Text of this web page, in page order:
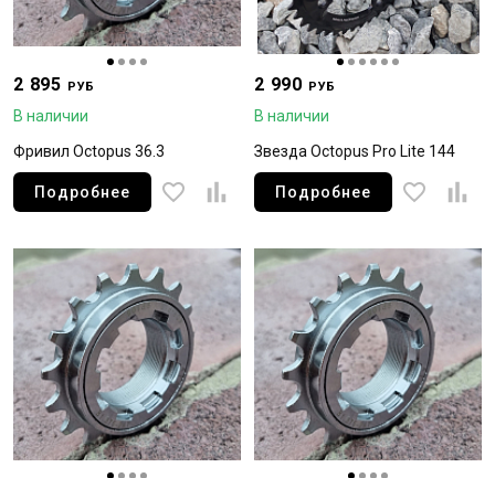
2 895 РУБ
В наличии
Фривил Octopus 36.3
Подробнее
2 990 РУБ
В наличии
Звезда Octopus Pro Lite 144
Подробнее